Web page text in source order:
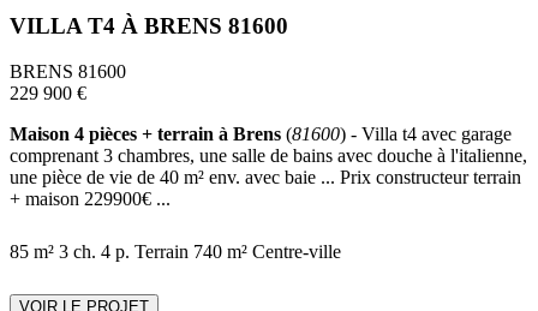
VILLA T4 À BRENS 81600
BRENS 81600
229 900 €
Maison 4 pièces + terrain à Brens (81600) - Villa t4 avec garage
comprenant 3 chambres, une salle de bains avec douche à l'italienne,
une pièce de vie de 40 m² env. avec baie ... Prix constructeur terrain
+ maison 229900€ ...
85 m² 3 ch. 4 p. Terrain 740 m² Centre-ville
VOIR LE PROJET